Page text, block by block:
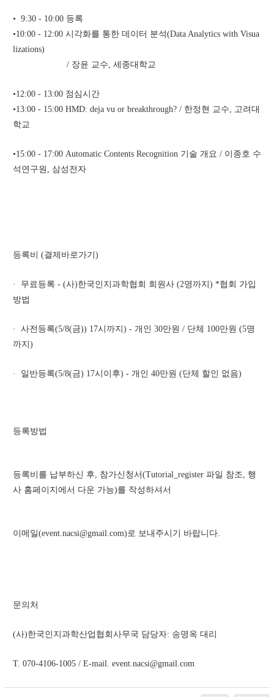
•  9:30 - 10:00 등록
•10:00 - 12:00 시각화를 통한 데이터 분석(Data Analytics with Visua
lizations)
                      / 장윤 교수, 세종대학교
•12:00 - 13:00 점심시간
•13:00 - 15:00 HMD: deja vu or breakthrough? / 한정현 교수, 고려대
학교
•15:00 - 17:00 Automatic Contents Recognition 기술 개요 / 이종호 수
석연구원, 삼성전자
등록비 (결제바로가기)
·  무료등록 - (사)한국인지과학협회 회원사 (2명까지) *협회 가입
방법
·  사전등록(5/8(금)) 17시까지) - 개인 30만원 / 단체 100만원 (5명
까지)
·  일반등록(5/8(금) 17시이후) - 개인 40만원 (단체 할인 없음)
등록방법
등록비를 납부하신 후, 참가신청서(Tutorial_register 파일 참조, 행
사 홈페이지에서 다운 가능)를 작성하셔서
이메일(event.nacsi@gmail.com)로 보내주시기 바랍니다.
문의처
(사)한국인지과학산업협회사무국 담당자: 송명옥 대리
T. 070-4106-1005 / E-mail. event.nacsi@gmail.com